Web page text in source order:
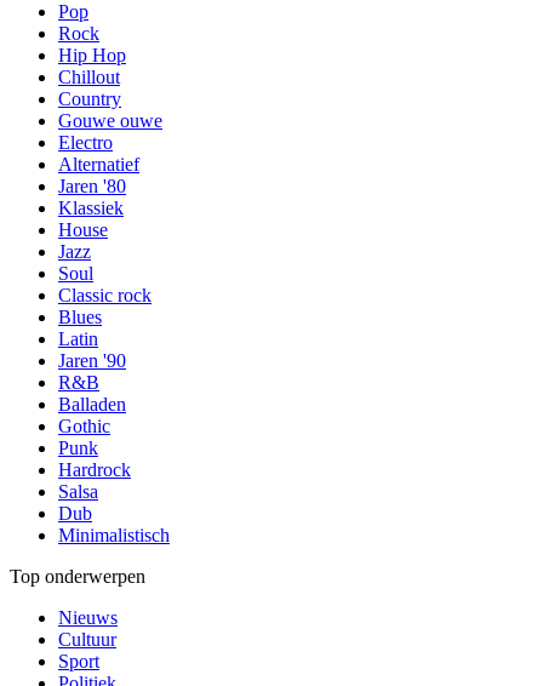
Pop
Rock
Hip Hop
Chillout
Country
Gouwe ouwe
Electro
Alternatief
Jaren '80
Klassiek
House
Jazz
Soul
Classic rock
Blues
Latin
Jaren '90
R&B
Balladen
Gothic
Punk
Hardrock
Salsa
Dub
Minimalistisch
Top onderwerpen
Nieuws
Cultuur
Sport